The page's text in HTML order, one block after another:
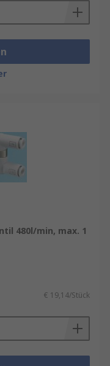
480l/min, max. 1
€ 19,14/Stück